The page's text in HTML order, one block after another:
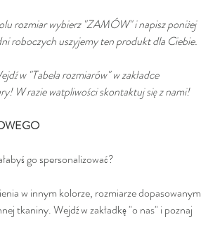
rozmiar wybierz "ZAMÓW" i napisz poniżej
roboczych uszyjemy ten produkt dla Ciebie.
w "Tabela rozmiarów" w zakładce
W razie watpliwości skontaktuj się z nami!
go spersonalizować?
w innym kolorze, rozmiarze dopasowanym
tkaniny. Wejdź w zakładkę "o nas" i poznaj